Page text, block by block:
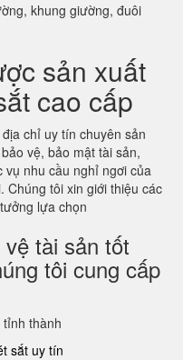
khung giường, đuôi
sản xuất
cao cấp
địa chỉ uy tín chuyên sản
vệ, bảo mật tài sản,
vụ nhu cầu nghỉ ngơi của
Chúng tôi xin giới thiệu các
lựa chọn
tài sản tốt
tôi cung cấp
thành
sắt uy tín